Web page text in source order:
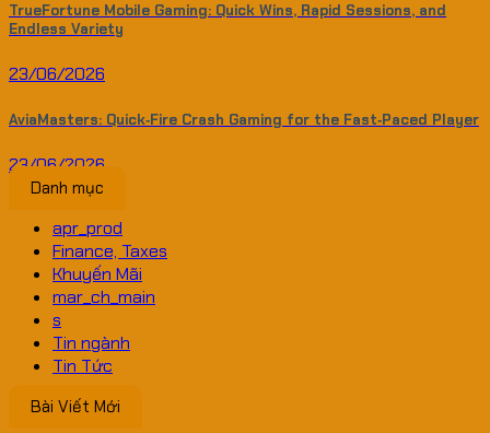
TrueFortune Mobile Gaming: Quick Wins, Rapid Sessions, and
Endless Variety
23/06/2026
AviaMasters: Quick‑Fire Crash Gaming for the Fast‑Paced Player
23/06/2026
Danh mục
apr_prod
Finance, Taxes
Khuyến Mãi
mar_ch_main
s
Tin ngành
Tin Tức
Bài Viết Mới